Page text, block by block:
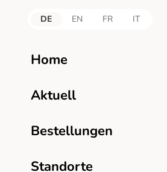
DE EN FR IT
Home
Aktuell
Bestellungen
Standorte